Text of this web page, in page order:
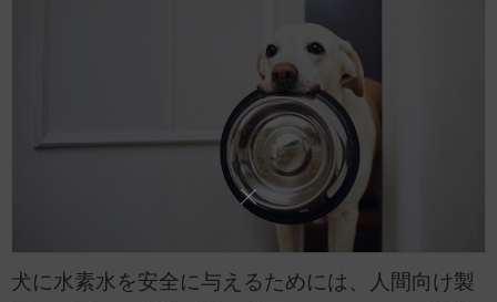
犬に水素水を安全に与えるためには、人間向け製